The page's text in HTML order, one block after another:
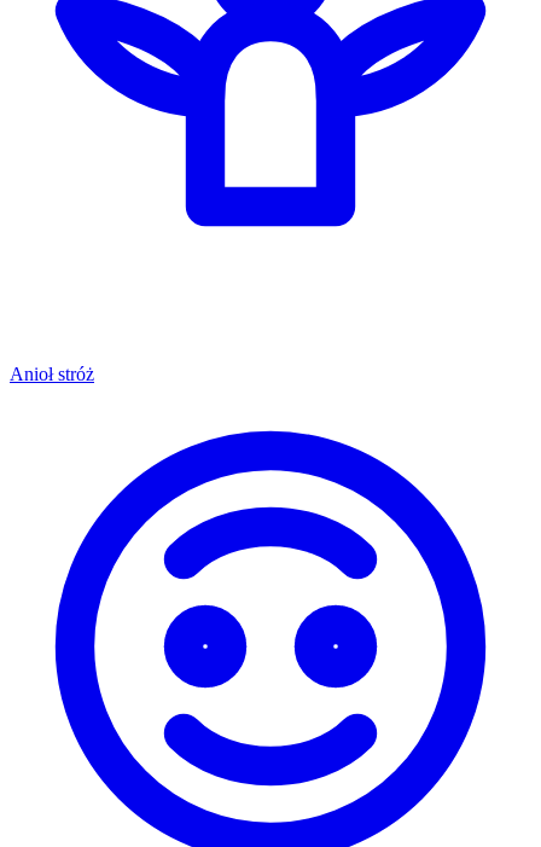
Anioł stróż